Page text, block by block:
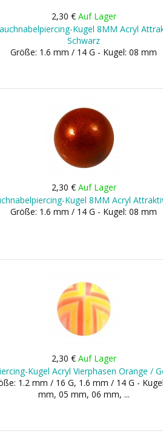
2,30 € Auf Lager
Kugel 8MM Acryl
Schwarz
Größe: 1.6 mm / 14 G - Kugel: 08 mm
2,30 € Auf Lager
Kugel 8MM Acryl
Größe: 1.6 mm / 14 G - Kugel: 08 mm
2,30 € Auf Lager
Kugel Acryl Vierphasen Orange /
1.2 mm / 16 G, 1.6 mm / 14 G -
mm, 05 mm, 06 mm, ...